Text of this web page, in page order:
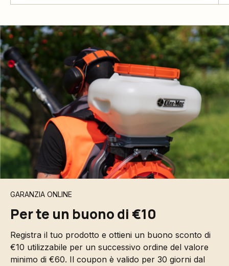
GARANZIA ONLINE
Per te un buono di €10
Registra il tuo prodotto e ottieni un buono sconto di
€10 utilizzabile per un successivo ordine del valore
minimo di €60. Il coupon è valido per 30 giorni dal